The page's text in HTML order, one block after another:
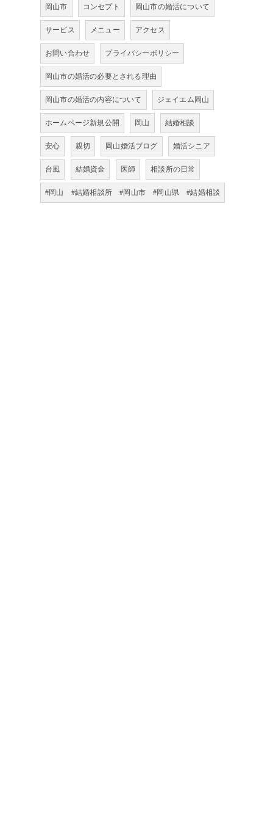
岡山市 コンセプト 岡山市の婚活について
サービス メニュー アクセス
お問い合わせ プライバシーポリシー
岡山市の婚活の必要とされる理由
岡山市の婚活の内容について ジェイエム岡山
ホームページ新規公開 岡山 結婚相談
安心 親切 岡山婚活ブログ 婚活シニア
台風 結婚資金 医師 相談所の日常
#岡山 #結婚相談所 #岡山市 #岡山県 #結婚相談